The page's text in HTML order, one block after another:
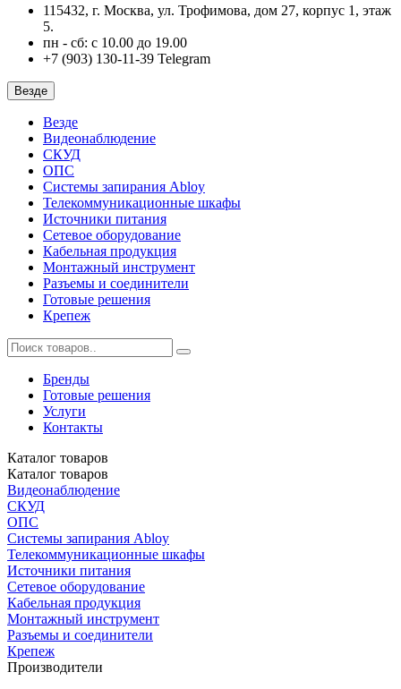
115432, г. Москва, ул. Трофимова, дом 27, корпус 1, этаж
5.
пн - сб: с 10.00 до 19.00
+7 (903) 130-11-39 Telegram
Везде
Везде
Видеонаблюдение
СКУД
ОПС
Системы запирания Abloy
Телекоммуникационные шкафы
Источники питания
Сетевое оборудование
Кабельная продукция
Монтажный инструмент
Разъемы и соединители
Готовые решения
Крепеж
Бренды
Готовые решения
Услуги
Контакты
Каталог товаров
Каталог товаров
Видеонаблюдение
СКУД
ОПС
Системы запирания Abloy
Телекоммуникационные шкафы
Источники питания
Сетевое оборудование
Кабельная продукция
Монтажный инструмент
Разъемы и соединители
Крепеж
Производители